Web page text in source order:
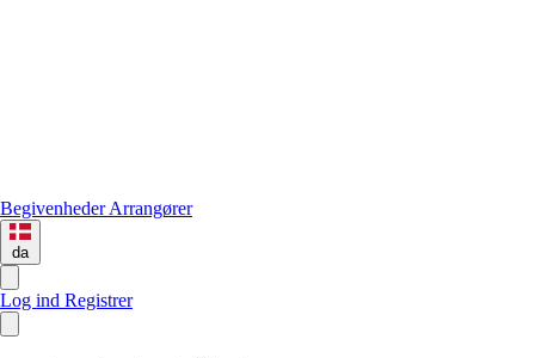
BegivenhederArrangører
da
Log ind Registrer